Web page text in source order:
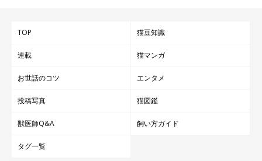
TOP 猫豆知識
連載 猫マンガ
お世話のコツ エンタメ
投稿写真 猫図鑑
獣医師Q&A 飼い方ガイド
タグ一覧